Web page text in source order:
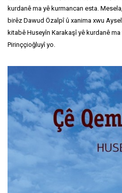
kurdanê ma yê kurmancan esta.
birêz Dawud Özalpî û xanima xwu
kitabê Huseyîn Karakaşî yê kurdanê
Pirinççioğluyî yo.